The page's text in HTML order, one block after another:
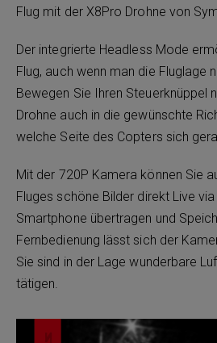
Flug mit der X8Pro Drohne von
Der integrierte Headless Mode
Flug, auch wenn man die Fluglage
Bewegen Sie Ihren Steuerknüppel
Drohne auch in die gewünschte
welche Seite des Copters sich
Mit der 720P Kamera können Sie
Fluges schöne Bilder direkt Live
Smartphone übertragen und
Fernbedienung lässt sich der
Sie sind in der Lage wunderbare
tätigen.